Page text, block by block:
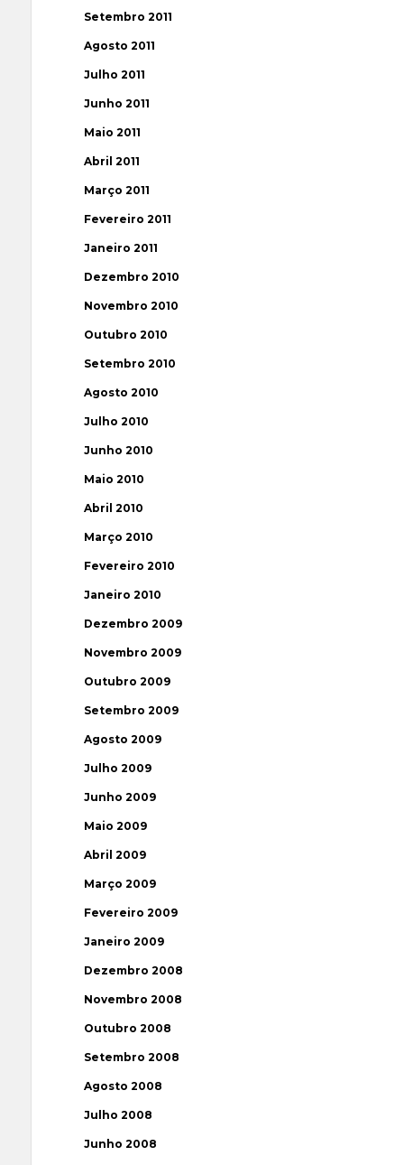
Setembro 2011
Agosto 2011
Julho 2011
Junho 2011
Maio 2011
Abril 2011
Março 2011
Fevereiro 2011
Janeiro 2011
Dezembro 2010
Novembro 2010
Outubro 2010
Setembro 2010
Agosto 2010
Julho 2010
Junho 2010
Maio 2010
Abril 2010
Março 2010
Fevereiro 2010
Janeiro 2010
Dezembro 2009
Novembro 2009
Outubro 2009
Setembro 2009
Agosto 2009
Julho 2009
Junho 2009
Maio 2009
Abril 2009
Março 2009
Fevereiro 2009
Janeiro 2009
Dezembro 2008
Novembro 2008
Outubro 2008
Setembro 2008
Agosto 2008
Julho 2008
Junho 2008